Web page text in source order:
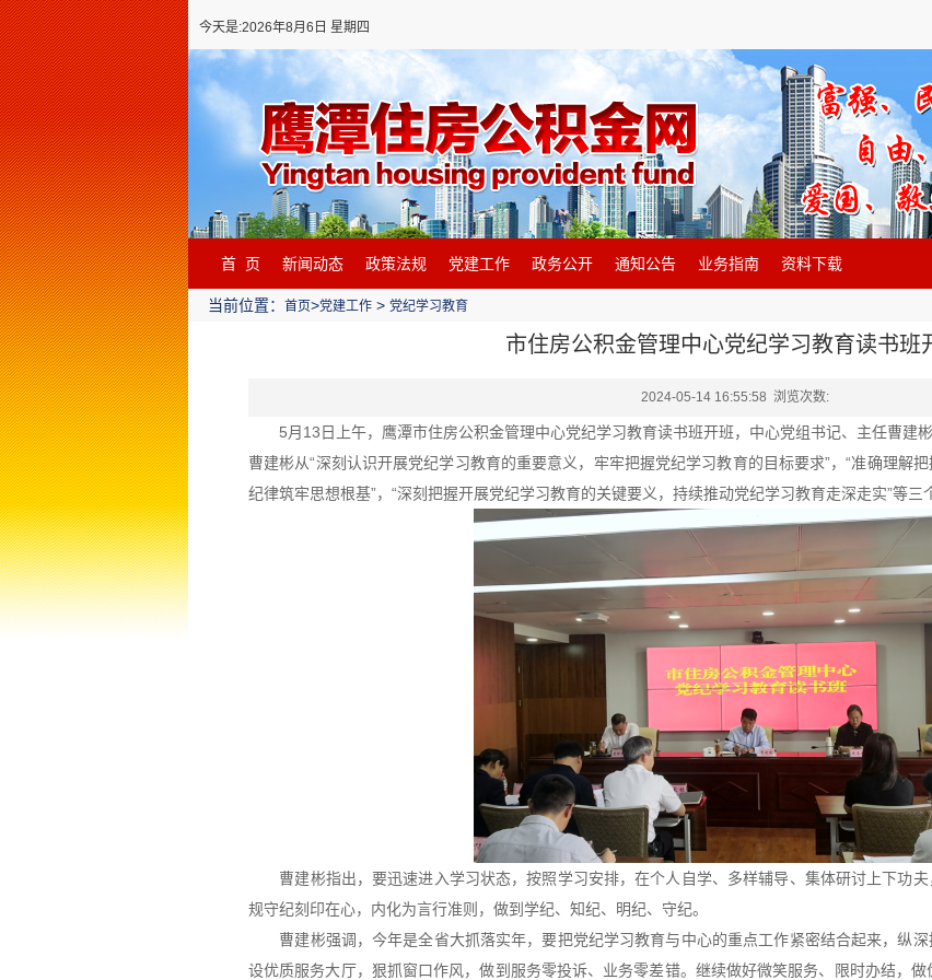
今天是:2026年8月6日 星期四
首 页 新闻动态 政策法规 党建工作 政务公开 通知公告 业务指南 资料下载
当前位置： 首页>党建工作 > 党纪学习教育
市住房公积金管理中心党纪学习教育读书班
2024-05-14 16:55:58 浏览次数:
5月13日上午，鹰潭市住房公积金管理中心党纪学习教育读书班开班，中心党组书记、主任曹建彬
曹建彬从“深刻认识开展党纪学习教育的重要意义，牢牢把握党纪学习教育的目标要求”，“准确理解
纪律筑牢思想根基”，“深刻把握开展党纪学习教育的关键要义，持续推动党纪学习教育走深走实”等
曹建彬指出，要迅速进入学习状态，按照学习安排，在个人自学、多样辅导、集体研讨上下功夫
规守纪刻印在心，内化为言行准则，做到学纪、知纪、明纪、守纪。
曹建彬强调，今年是全省大抓落实年，要把党纪学习教育与中心的重点工作紧密结合起来，纵深
设优质服务大厅，狠抓窗口作风，做到服务零投诉、业务零差错。继续做好微笑服务、限时办结，做